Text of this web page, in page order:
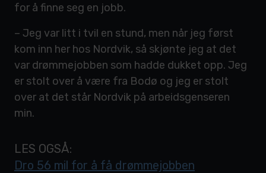
for å finne seg en jobb.
– Jeg var litt i tvil en stund, men når jeg først
kom inn her hos Nordvik, så skjønte jeg at det
var drømmejobben som hadde dukket opp. Jeg
er stolt over å være fra Bodø og jeg er stolt
over at det står Nordvik på arbeidsgenseren
min.
LES OGSÅ:
Dro 56 mil for å få drømmejobben